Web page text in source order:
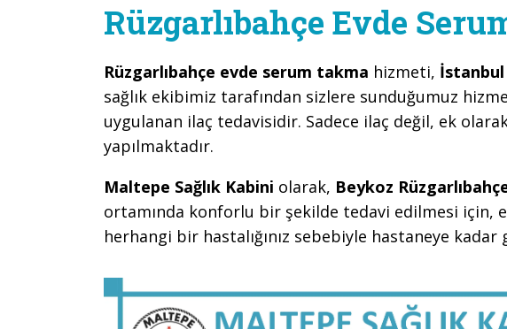
Rüzgarlıbahçe Evde
Rüzgarlıbahçe evde serum takma hizmeti,
sağlık ekibimiz tarafından sizlere sunduğumuz
uygulanan ilaç tedavisidir. Sadece ilaç değil, ek
yapılmaktadır.
Maltepe Sağlık Kabini olarak, Beykoz
ortamında konforlu bir şekilde tedavi edilmesi için,
herhangi bir hastalığınız sebebiyle hastaneye